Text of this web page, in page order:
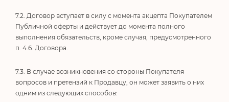
7.2. Договор вступает в силу с момента акцепта Покупателем
Публичной оферты и действует до момента полного
выполнения обязательств, кроме случая, предусмотренного
п. 4.6. Договора.
7.3. В случае возникновения со стороны Покупателя
вопросов и претензий к Продавцу, он может заявить о них
одним из следующих способов: